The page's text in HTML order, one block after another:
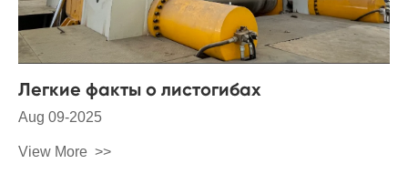
Легкие факты о листогибах
Aug 09-2025
View More